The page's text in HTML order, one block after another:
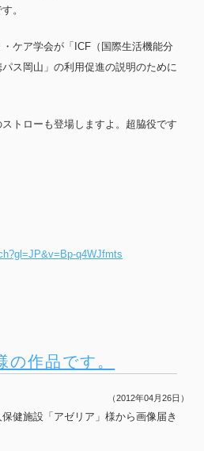
。
ケア学会が「ICF（国際生活機能分
ス岡山」の利用促進の説明のために
トローも登場しますよ。超脇役です
q4WJfmts
様の作品です。
（2012年04月26日）
健施設「アゼリア」様から画像届き